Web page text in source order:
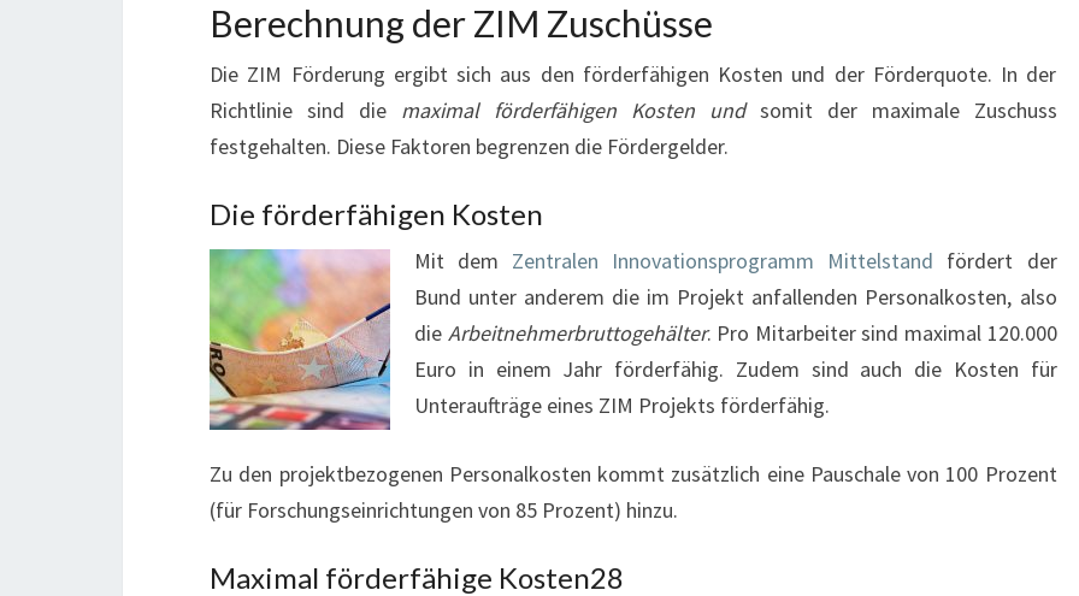
Berechnung der ZIM Zuschüsse
Die ZIM Förderung ergibt sich aus den förderfähigen Kosten und der Förderquote. In der
Richtlinie sind die maximal förderfähigen Kosten undsomit der maximale Zuschuss
festgehalten. Diese Faktoren begrenzen die Fördergelder.
Die förderfähigen Kosten
Mit dem Zentralen Innovationsprogramm Mittelstand fördert der
Bund unter anderem die im Projekt anfallenden Personalkosten, also
die Arbeitnehmerbruttogehälter. Pro Mitarbeiter sind maximal 120.000
Euro in einem Jahr förderfähig. Zudem sind auch die Kosten für
Unteraufträge eines ZIM Projekts förderfähig.
Zu den projektbezogenen Personalkosten kommt zusätzlich eine Pauschale von 100 Prozent
(für Forschungseinrichtungen von 85 Prozent) hinzu.
Maximal förderfähige Kosten28